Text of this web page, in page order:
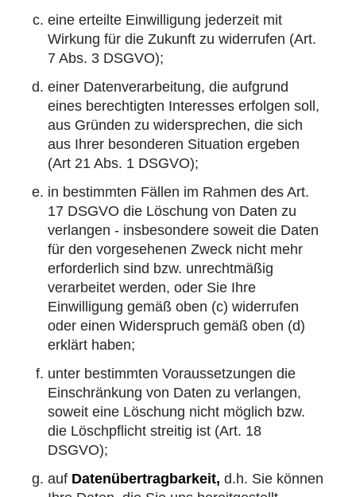
eine erteilte Einwilligung jederzeit mit
Wirkung für die Zukunft zu widerrufen (Art.
7 Abs. 3 DSGVO);
einer Datenverarbeitung, die aufgrund
eines berechtigten Interesses erfolgen soll,
aus Gründen zu widersprechen, die sich
aus Ihrer besonderen Situation ergeben
(Art 21 Abs. 1 DSGVO);
in bestimmten Fällen im Rahmen des Art.
17 DSGVO die Löschung von Daten zu
verlangen - insbesondere soweit die Daten
für den vorgesehenen Zweck nicht mehr
erforderlich sind bzw. unrechtmäßig
verarbeitet werden, oder Sie Ihre
Einwilligung gemäß oben (c) widerrufen
oder einen Widerspruch gemäß oben (d)
erklärt haben;
unter bestimmten Voraussetzungen die
Einschränkung von Daten zu verlangen,
soweit eine Löschung nicht möglich bzw.
die Löschpflicht streitig ist (Art. 18
DSGVO);
auf Datenübertragbarkeit, d.h. Sie können